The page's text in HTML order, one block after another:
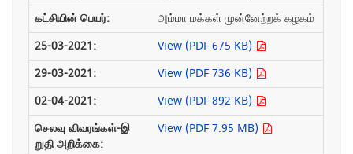
அம்மா மக்கள் முன்னேற்றக் கழகம்
View (PDF 675 KB)
View (PDF 736 KB)
View (PDF 892 KB)
View (PDF 7.95 MB)